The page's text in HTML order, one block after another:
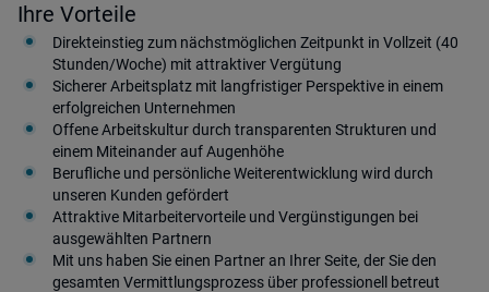
Ihre Vorteile
Direkteinstieg zum nächstmöglichen Zeitpunkt in Vollzeit (40
Stunden/Woche) mit attraktiver Vergütung
Sicherer Arbeitsplatz mit langfristiger Perspektive in einem
erfolgreichen Unternehmen
Offene Arbeitskultur durch transparenten Strukturen und
einem Miteinander auf Augenhöhe
Berufliche und persönliche Weiterentwicklung wird durch
unseren Kunden gefördert
Attraktive Mitarbeitervorteile und Vergünstigungen bei
ausgewählten Partnern
Mit uns haben Sie einen Partner an Ihrer Seite, der Sie den
gesamten Vermittlungsprozess über professionell betreut